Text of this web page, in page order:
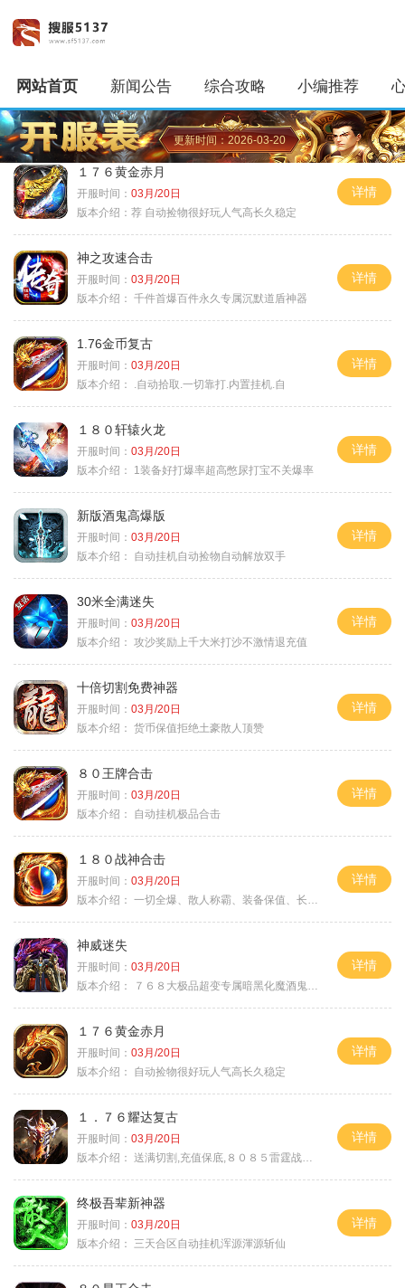
网站首页 新闻公告 综合攻略 小编推荐
更新时间：2026-03-20
１７６黄金赤月
开服时间： 03月/20日
版本介绍： 荐 自动捡物很好玩人气高长久稳定
详情
神之攻速合击
开服时间： 03月/20日
版本介绍： 千件首爆百件永久专属沉默道盾神器
详情
1.76金币复古
开服时间： 03月/20日
版本介绍：
.自动拾取.一切靠打.内置挂机.自
详情
１８０轩辕火龙
开服时间： 03月/20日
版本介绍：
1装备好打爆率超高憋尿打宝不关爆率
详情
新版酒鬼高爆版
开服时间： 03月/20日
版本介绍：
自动挂机自动捡物自动解放双手
详情
30米全满迷失
开服时间： 03月/20日
版本介绍： 攻沙奖励上千大米打沙不激情退充值
详情
十倍切割免费神器
开服时间： 03月/20日
版本介绍： 货币保值拒绝土豪散人顶赞
详情
８０王牌合击
开服时间： 03月/20日
版本介绍：
自动挂机极品合击
详情
１８０战神合击
开服时间： 03月/20日
版本介绍： 一切全爆、散人称霸、装备保值、长期耐玩
详情
神威迷失
开服时间： 03月/20日
版本介绍：
７６８大极品超变专属暗黑化魔酒鬼微变合击火
详情
１７６黄金赤月
开服时间： 03月/20日
版本介绍：
自动捡物很好玩人气高长久稳定
详情
１．７６耀达复古
开服时间： 03月/20日
版本介绍： 送满切割,充值保底,８０８５雷霆战神微变
详情
终极吾辈新神器
开服时间： 03月/20日
版本介绍：
三天合区自动挂机浑源渾源斩仙
详情